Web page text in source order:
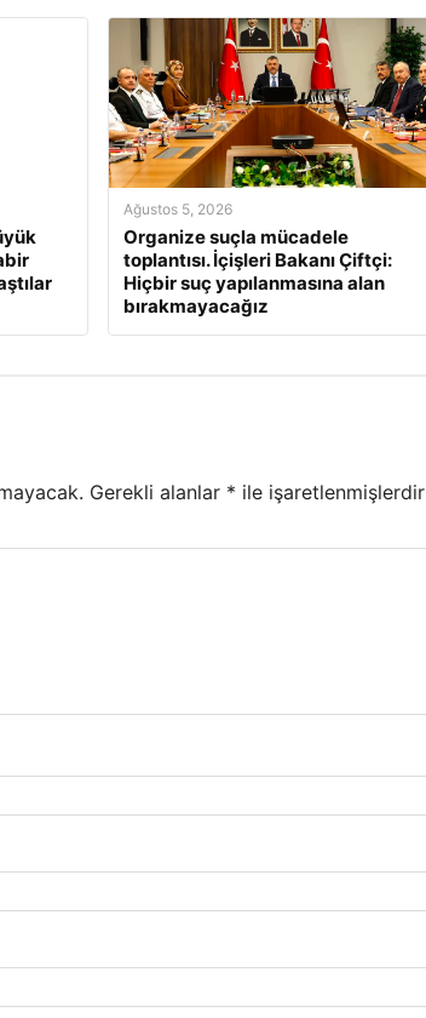
Ağustos 5, 2026
Organize suçla mücadele
toplantısı. İçişleri Bakanı Çiftçi:
Hiçbir suç yapılanmasına alan
bırakmayacağız
Gerekli alanlar * ile işaretlenmişlerdir